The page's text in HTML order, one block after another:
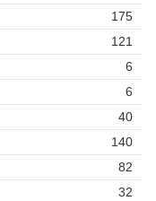
175
121
6
6
40
140
82
32